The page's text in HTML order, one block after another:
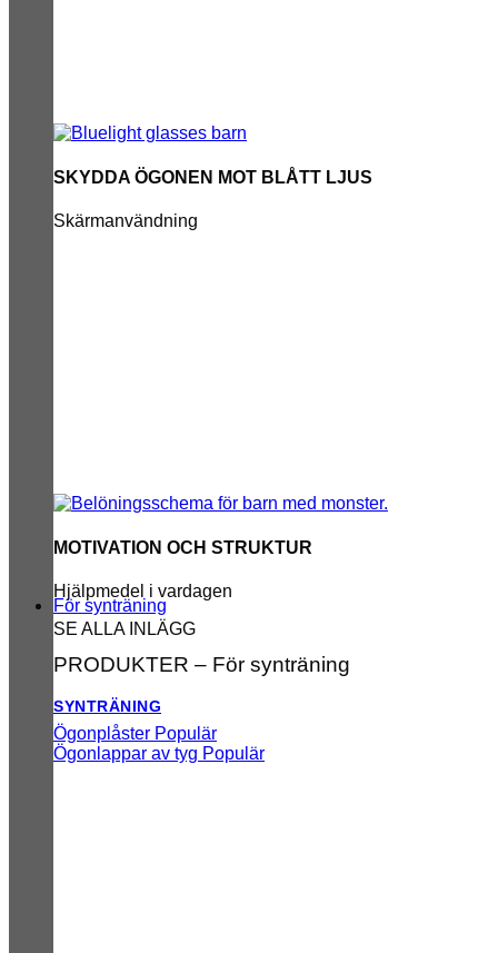
SKYDDA ÖGONEN MOT BLÅTT LJUS
Skärmanvändning
MOTIVATION OCH STRUKTUR
Hjälpmedel i vardagen
SE ALLA INLÄGG
För synträning
PRODUKTER – För synträning
SYNTRÄNING
Ögonplåster
Ögonlappar av tyg